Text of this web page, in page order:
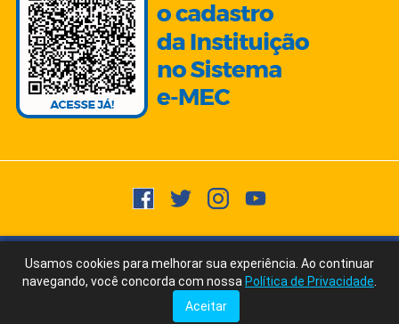
Copyright © 2015 -2026- Todos os direitos reservados. Usuários
Online:181
Ícones/Imagens by Freepik | Fonte Texto: ChatGPT/AI Writer by Ubersuggest
Tudo posso naquele que me fortalece. Filipenses 4:13
Usamos cookies para melhorar sua experiência. Ao continuar
navegando, você concorda com nossa Política de Privacidade
Aceitar
Fale Conosco
via WhatsApp